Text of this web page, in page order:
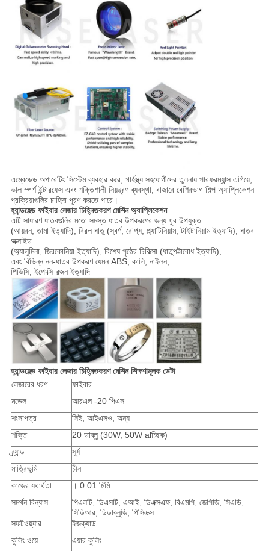
এম্বেডেড অপারেটিং সিস্টেম ব্যবহার করে, গার্হস্থ্য সহযোগীদের তুলনায় পারফরম্যান্স এগিয়ে,
ভাল স্পর্শ ইন্টারফেস এবং শক্তিশালী নিয়ন্ত্রণ ব্যবস্থা, বাজারে বেশিরভাগ শিল্প অ্যাপ্লিকেশন
প্রক্রিয়াগুলির চাহিদা পূরণ করতে পারে।
হ্যান্ডহেল্ড ফাইবার লেজার চিহ্নিতকরণ মেশিন অ্যাপ্লিকেশন
এটি সাধারণ ধাতবগুলির মতো সমস্ত ধাতব উপকরণের জন্য খুব উপযুক্ত
(আয়রন, তামা ইত্যাদি), বিরল ধাতু (স্বর্ণ, রৌপ্য, প্ল্যাটিনিয়াম, টাইটানিয়াম ইত্যাদি), ধাতব
অক্সাইড
(অ্যালুমিনা, জিরকোনিয়া ইত্যাদি), বিশেষ পৃষ্ঠের চিকিত্সা (ধাতুপট্টাবোধ ইত্যাদি),
এবং বিভিন্ন নন-ধাতব উপকরণ যেমন ABS, কালি, নাইলন,
পিভিসি, ইপোক্সি রজন ইত্যাদি
হ্যান্ডহেল্ড ফাইবার লেজার চিহ্নিতকরণ মেশিন শিক্ষণামূলক ডেটা
লেজারের ধরণ
ফাইবার
মডেল
আরএল -20 পিএস
শংসাপত্র
সিই, আইএসও, অন্য
শক্তি
20 ডাব্লু (30W, 50W alচ্ছিক)
ব্র্যান্ড
সূর্য
মাত্রিভূমি
চীন
কাজের যথার্থতা
। 0.01 মিমি
সমর্থন বিন্যাস
পিএলটি, ডিএসটি, এআই, ডিএক্সএফ, বিএমপি, জেপিজি, সিএডি,
সিডিআর, ডিডাব্লুজি, পিসিএক্স
সফটওয়্যার
ইজক্যাড
কুলিং ওয়ে
এয়ার কুলিং